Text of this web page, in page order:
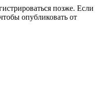
позже. Если
опубликовать от